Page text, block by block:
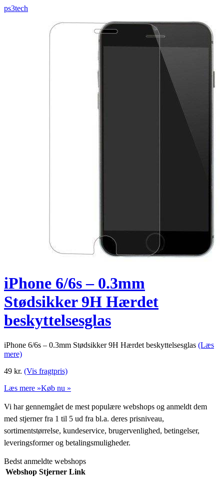
ps3tech
iPhone 6/6s – 0.3mm
Stødsikker 9H Hærdet
beskyttelsesglas
iPhone 6/6s – 0.3mm Stødsikker 9H Hærdet beskyttelsesglas (Læs
mere)
49 kr. (Vis fragtpris)
Læs mere »Køb nu »
Vi har gennemgået de mest populære webshops og anmeldt dem
med stjerner fra 1 til 5 ud fra bl.a. deres prisniveau,
sortimentstørrelse, kundeservice, brugervenlighed, betingelser,
leveringsformer og betalingsmuligheder.
Bedst anmeldte webshops
Webshop Stjerner Link